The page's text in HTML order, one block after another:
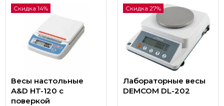
Скидка 14%
Весы настольные
A&D HT-120 с
поверкой
Скидка 27%
Лабораторные весы
DEMCOM DL-202